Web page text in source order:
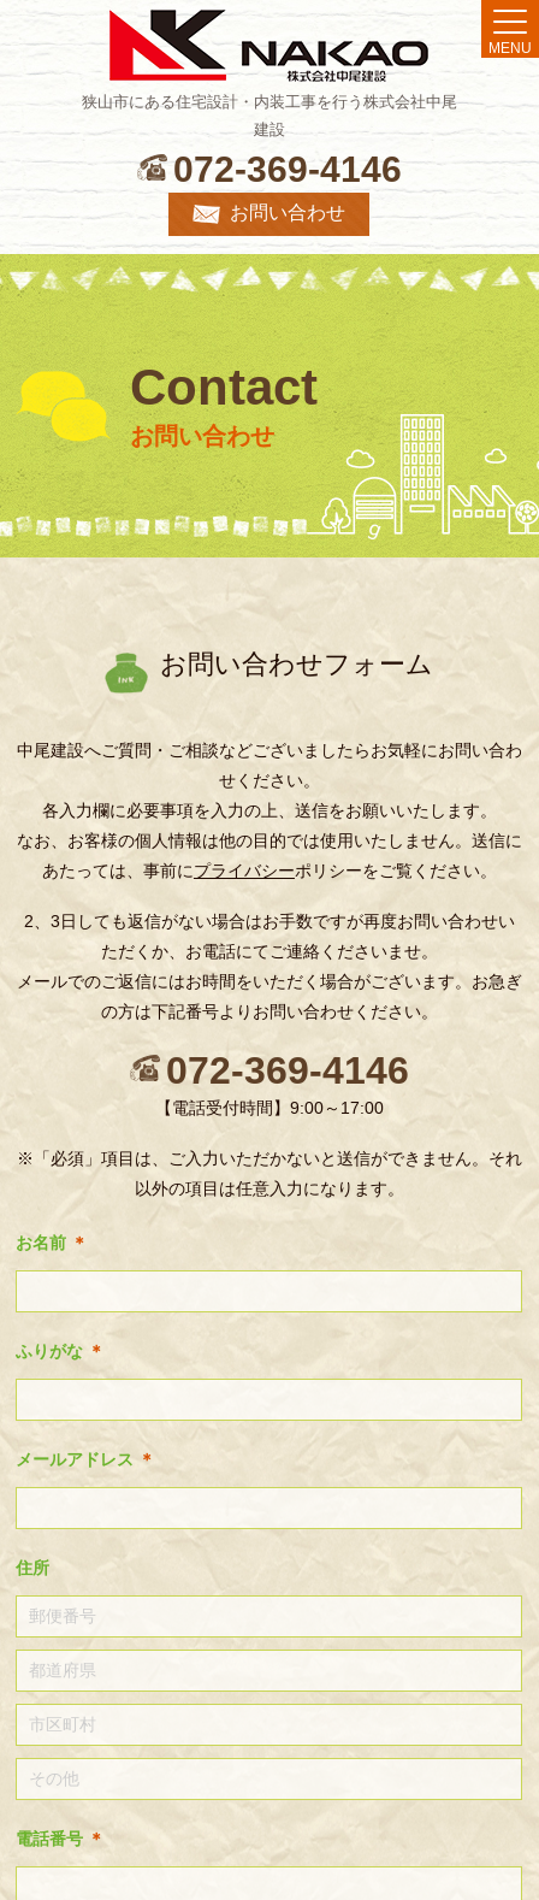
狭山市にある住宅設計・内装工事を行う株式会社中尾
建設
072-369-4146
お問い合わせ
MENU
Contact
お問い合わせ
お問い合わせフォーム
中尾建設へご質問・ご相談などございましたらお気軽にお問い合わ
せください。
各入力欄に必要事項を入力の上、送信をお願いいたします。
なお、お客様の個人情報は他の目的では使用いたしません。送信に
あたっては、事前にプライバシーポリシーをご覧ください。
2、3日しても返信がない場合はお手数ですが再度お問い合わせい
ただくか、お電話にてご連絡くださいませ。
メールでのご返信にはお時間をいただく場合がございます。お急ぎ
の方は下記番号よりお問い合わせください。
072-369-4146
【電話受付時間】9:00～17:00
※「必須」項目は、ご入力いただかないと送信ができません。それ
以外の項目は任意入力になります。
お名前 ＊
ふりがな ＊
メールアドレス ＊
住所
電話番号 ＊